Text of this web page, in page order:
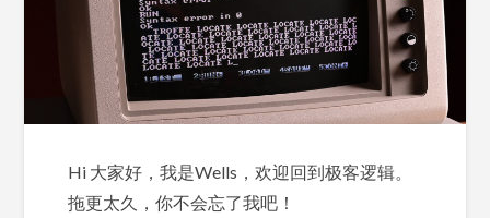
Hi 大家好，我是Wells，欢迎回到极客逻辑。
拖更太久，你不会忘了我吧！